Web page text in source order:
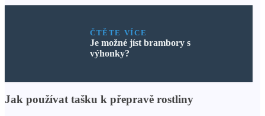
ČTĚTE VÍCE
Je možné jíst brambory s
výhonky?
Jak používat tašku k přepravě rostliny